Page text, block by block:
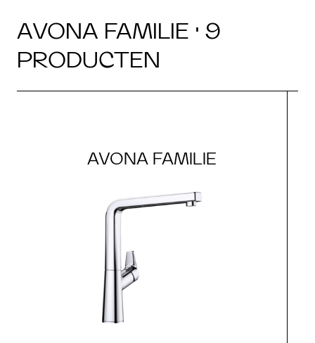
AVONA FAMILIE · 9
PRODUCTEN
AVONA FAMILIE